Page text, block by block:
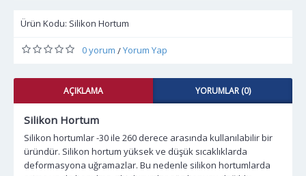
Ürün Kodu: Silikon Hortum
0 yorum /Yorum Yap
AÇIKLAMA YORUMLAR (0)
Silikon Hortum
Silikon hortumlar -30 ile 260 derece arasında kullanılabilir bir
üründür. Silikon hortum yüksek ve düşük sıcaklıklarda
deformasyona uğramazlar. Bu nedenle silikon hortumlarda